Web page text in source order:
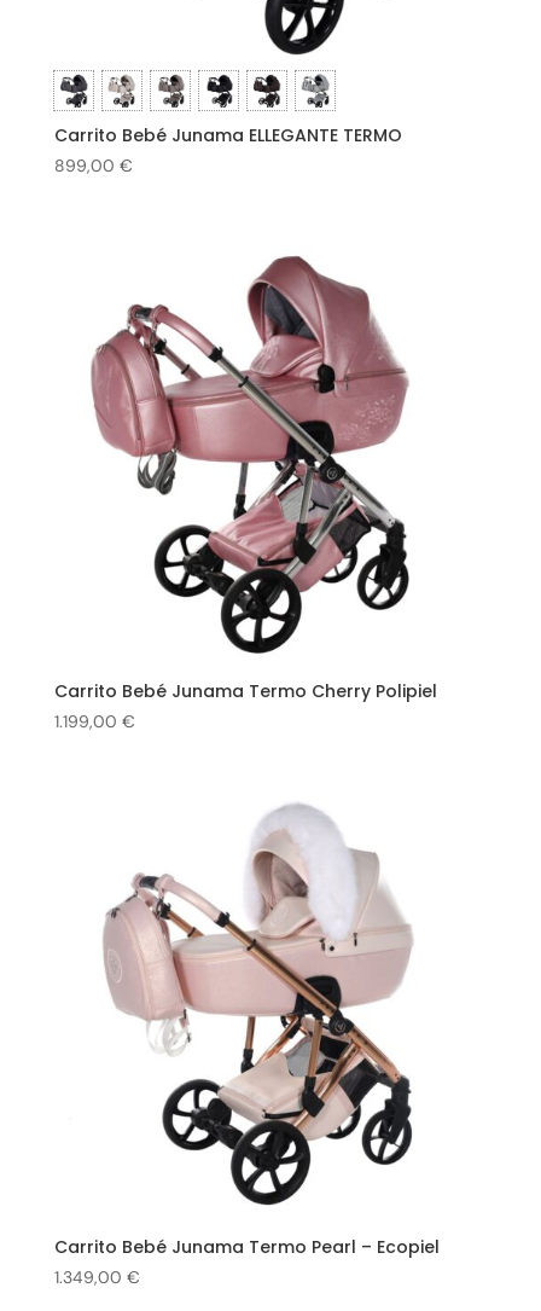
Carrito Bebé Junama ELLEGANTE TERMO
899,00 €
Carrito Bebé Junama Termo Cherry Polipiel
1.199,00 €
Carrito Bebé Junama Termo Pearl – Ecopiel
1.349,00 €